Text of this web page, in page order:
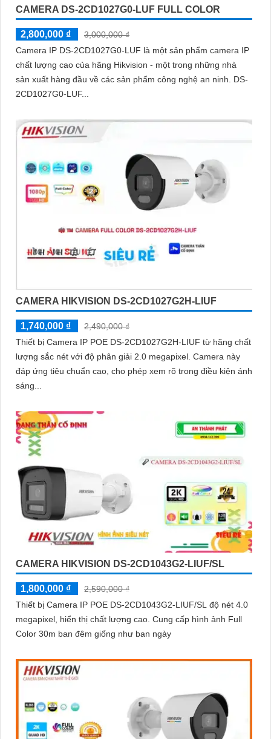
CAMERA DS-2CD1027G0-LUF FULL COLOR
2,800,000 ₫
3,000,000 ₫
Camera IP DS-2CD1027G0-LUF là một sản phẩm camera IP
chất lượng cao của hãng Hikvision - một trong những nhà
sản xuất hàng đầu về các sản phẩm công nghệ an ninh. DS-
2CD1027G0-LUF...
CAMERA HIKVISION DS-2CD1027G2H-LIUF
1,740,000 ₫
2,490,000 ₫
Thiết bị Camera IP POE DS-2CD1027G2H-LIUF từ hãng chất
lượng sắc nét với độ phân giải 2.0 megapixel. Camera này
đáp ứng tiêu chuẩn cao, cho phép xem rõ trong điều kiện ánh
sáng...
CAMERA HIKVISION DS-2CD1043G2-LIUF/SL
1,800,000 ₫
2,590,000 ₫
Thiết bị Camera IP POE DS-2CD1043G2-LIUF/SL độ nét 4.0
megapixel, hiển thị chất lượng cao. Cung cấp hình ảnh Full
Color 30m ban đêm giống như ban ngày